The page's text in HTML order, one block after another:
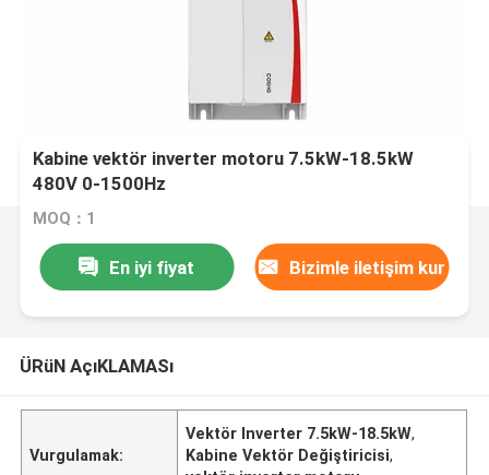
Kabine vektör inverter motoru 7.5kW-18.5kW
480V 0-1500Hz
MOQ：1
En iyi fiyat Bizimle iletişim kur
ÜRüN AçıKLAMASı
Vurgulamak:
Vektör Inverter 7.5kW-18.5kW,
Kabine Vektör Değiştiricisi,